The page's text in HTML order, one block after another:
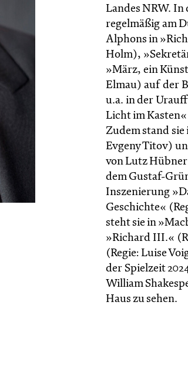
Landes NRW. In
regelmäßig am
Alphons in
Holm),
»März, ein
Elmau) auf der
u.a. in der
Licht im Kasten«
Zudem stand
Evgeny Titov)
von Lutz
dem Gustaf-
Inszenierung
Geschichte«
steht sie in
»Richard III.«
(Regie: Luise
der Spielzeit
William
Haus zu sehen.